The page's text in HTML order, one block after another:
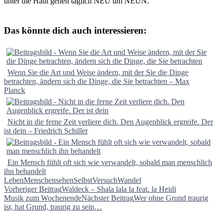
Das könnte dich auch interessieren:
Wenn Sie die Art und Weise ändern, mit der Sie die Dinge
betrachten, ändern sich die Dinge, die Sie betrachten – Max
Planck
Nicht in die ferne Zeit verliere dich. Den Augenblick ergreife. Der
ist dein – Friedrich Schiller
Ein Mensch fühlt oft sich wie verwandelt, sobald man menschlich
ihn behandelt
LebenMenschensehenSelbstVersuchWandel
Beitragsnavigation
Vorheriger BeitragWaldeck – Shala lala la feat. la Heidi
Musik zum WochenendeNächster BeitragWer ohne Grund traurig
ist, hat Grund, traurig zu sein…